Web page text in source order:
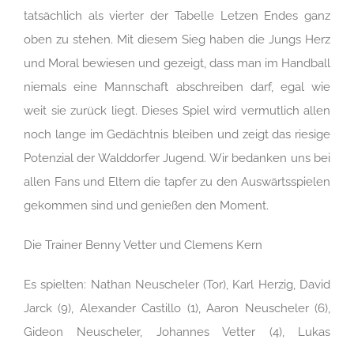
tatsächlich als vierter der Tabelle Letzen Endes ganz
oben zu stehen. Mit diesem Sieg haben die Jungs Herz
und Moral bewiesen und gezeigt, dass man im Handball
niemals eine Mannschaft abschreiben darf, egal wie
weit sie zurück liegt. Dieses Spiel wird vermutlich allen
noch lange im Gedächtnis bleiben und zeigt das riesige
Potenzial der Walddorfer Jugend. Wir bedanken uns bei
allen Fans und Eltern die tapfer zu den Auswärtsspielen
gekommen sind und genießen den Moment.
Die Trainer Benny Vetter und Clemens Kern
Es spielten: Nathan Neuscheler (Tor), Karl Herzig, David
Jarck (9), Alexander Castillo (1), Aaron Neuscheler (6),
Gideon Neuscheler, Johannes Vetter (4), Lukas